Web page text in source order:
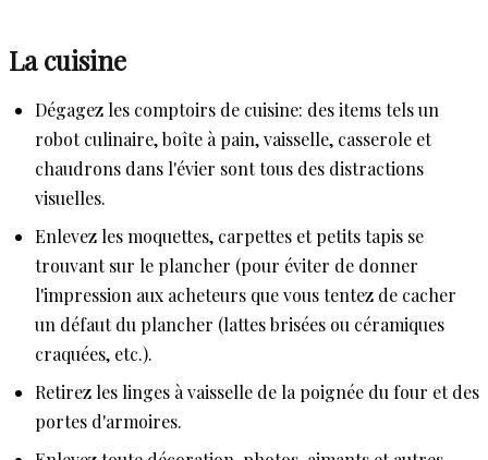
La cuisine
Dégagez les comptoirs de cuisine: des items tels un
robot culinaire, boîte à pain, vaisselle, casserole et
chaudrons dans l'évier sont tous des distractions
visuelles.
Enlevez les moquettes, carpettes et petits tapis se
trouvant sur le plancher (pour éviter de donner
l'impression aux acheteurs que vous tentez de cacher
un défaut du plancher (lattes brisées ou céramiques
craquées, etc.).
Retirez les linges à vaisselle de la poignée du four et des
portes d'armoires.